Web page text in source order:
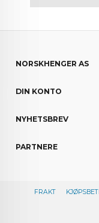
NORSKHENGER AS
DIN KONTO
NYHETSBREV
PARTNERE
FRAKT